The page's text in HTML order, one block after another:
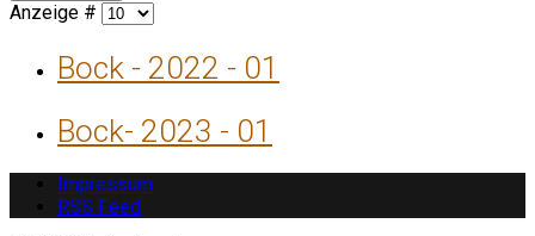
Anzeige #
Bock - 2022 - 01
Bock- 2023 - 01
Impressum
RSS Feed